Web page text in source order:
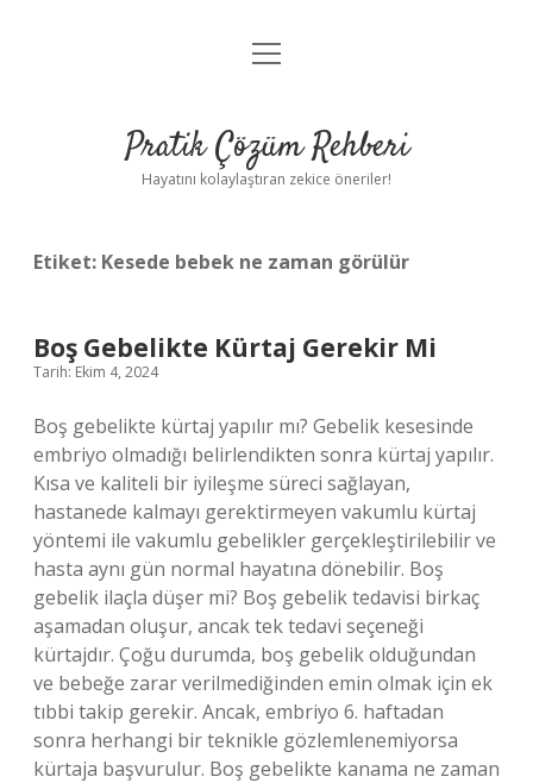
Anasayfa
Yasal Uyarı
menüyü
Pratik Çözüm Rehberi
Hayatını kolaylaştıran zekice öneriler!
Etiket: Kesede bebek ne zaman görülür
Boş Gebelikte Kürtaj Gerekir Mi
Tarih: Ekim 4, 2024
Boş gebelikte kürtaj yapılır mı? Gebelik kesesinde
embriyo olmadığı belirlendikten sonra kürtaj yapılır.
Kısa ve kaliteli bir iyileşme süreci sağlayan,
hastanede kalmayı gerektirmeyen vakumlu kürtaj
yöntemi ile vakumlu gebelikler gerçekleştirilebilir ve
hasta aynı gün normal hayatına dönebilir. Boş
gebelik ilaçla düşer mi? Boş gebelik tedavisi birkaç
aşamadan oluşur, ancak tek tedavi seçeneği
kürtajdır. Çoğu durumda, boş gebelik olduğundan
ve bebeğe zarar verilmediğinden emin olmak için ek
tıbbi takip gerekir. Ancak, embriyo 6. haftadan
sonra herhangi bir teknikle gözlemlenemiyorsa
kürtaja başvurulur. Boş gebelikte kanama ne zaman